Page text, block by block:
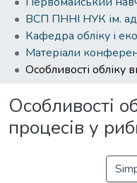
Особливості
процесів у